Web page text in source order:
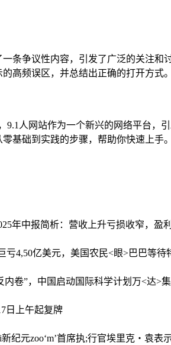
条争议性内容，引发了广泛的关注
高频误区，并总结出正确的打开方式。
人网站作为一个新兴的网络平台
基础到实践的步骤，帮助你快速上手。
年中报简析：营收上升亏损收窄，盈
亏4,50亿美元，美国农民<眼>巴巴等待
卷”，中国启动国际科学计划 万<达>
日上午起复牌
新纪元zoo‘m’首席执;行官埃里克・袁表